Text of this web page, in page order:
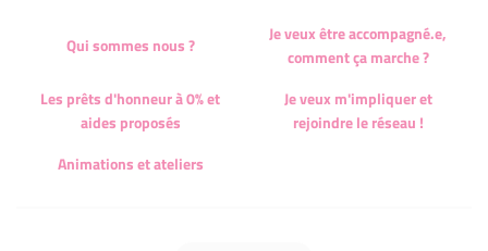
Qui sommes nous ?
Je veux être accompagné.e,
comment ça marche ?
Les prêts d'honneur à 0% et
aides proposés
Je veux m'impliquer et
rejoindre le réseau !
Animations et ateliers